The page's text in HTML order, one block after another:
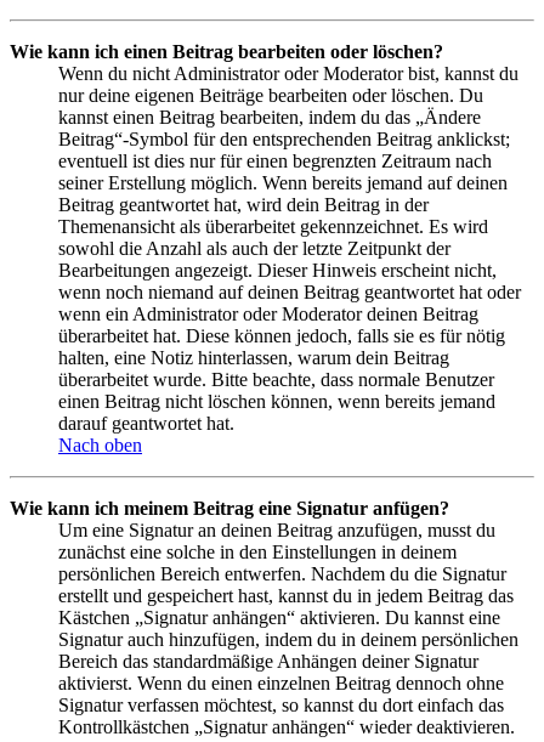
Wie kann ich einen Beitrag bearbeiten oder löschen?
Wenn du nicht Administrator oder Moderator bist, kannst du
nur deine eigenen Beiträge bearbeiten oder löschen. Du
kannst einen Beitrag bearbeiten, indem du das „Ändere
Beitrag“-Symbol für den entsprechenden Beitrag anklickst;
eventuell ist dies nur für einen begrenzten Zeitraum nach
seiner Erstellung möglich. Wenn bereits jemand auf deinen
Beitrag geantwortet hat, wird dein Beitrag in der
Themenansicht als überarbeitet gekennzeichnet. Es wird
sowohl die Anzahl als auch der letzte Zeitpunkt der
Bearbeitungen angezeigt. Dieser Hinweis erscheint nicht,
wenn noch niemand auf deinen Beitrag geantwortet hat oder
wenn ein Administrator oder Moderator deinen Beitrag
überarbeitet hat. Diese können jedoch, falls sie es für nötig
halten, eine Notiz hinterlassen, warum dein Beitrag
überarbeitet wurde. Bitte beachte, dass normale Benutzer
einen Beitrag nicht löschen können, wenn bereits jemand
darauf geantwortet hat.
Nach oben
Wie kann ich meinem Beitrag eine Signatur anfügen?
Um eine Signatur an deinen Beitrag anzufügen, musst du
zunächst eine solche in den Einstellungen in deinem
persönlichen Bereich entwerfen. Nachdem du die Signatur
erstellt und gespeichert hast, kannst du in jedem Beitrag das
Kästchen „Signatur anhängen“ aktivieren. Du kannst eine
Signatur auch hinzufügen, indem du in deinem persönlichen
Bereich das standardmäßige Anhängen deiner Signatur
aktivierst. Wenn du einen einzelnen Beitrag dennoch ohne
Signatur verfassen möchtest, so kannst du dort einfach das
Kontrollkästchen „Signatur anhängen“ wieder deaktivieren.